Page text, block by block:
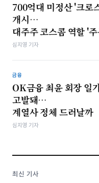
700억대 미정산 '크로
개시…
대주주 코스콤 역할 '
심지영 기자
금융
OK금융 최윤 회장 일
고발돼…
계열사 정체 드러날까
심지영 기자
최신 기사